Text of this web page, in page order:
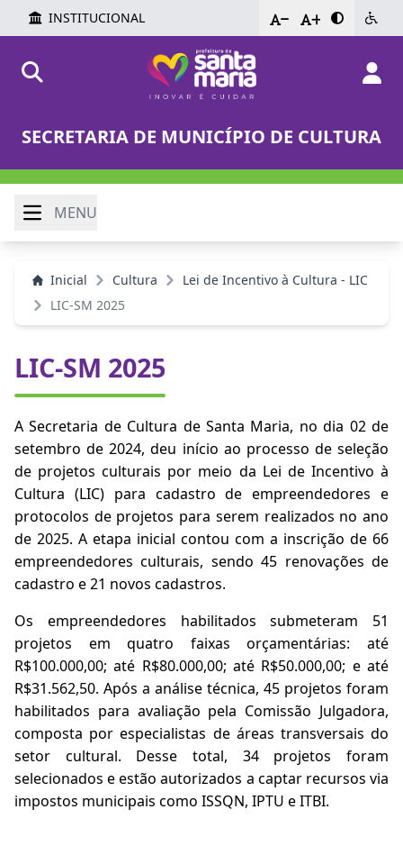
INSTITUCIONAL - +
SECRETARIA DE MUNICÍPIO DE CULTURA
MENU
Inicial Cultura
Lei de Incentivo à Cultura - LIC
LIC-SM 2025
LIC-SM 2025
A Secretaria de Cultura de Santa Maria, no dia 02 de
setembro de 2024, deu início ao processo de seleção
de projetos culturais por meio da Lei de Incentivo à
Cultura (LIC) para cadastro de empreendedores e
protocolos de projetos para serem realizados no ano
de 2025. A etapa inicial contou com a inscrição de 66
empreendedores culturais, sendo 45 renovações de
cadastro e 21 novos cadastros.
Os empreendedores habilitados submeteram 51
projetos em quatro faixas orçamentárias: até
R$100.000,00; até R$80.000,00; até R$50.000,00; e até
R$31.562,50. Após a análise técnica, 45 projetos foram
habilitados para avaliação pela Comissão Julgadora,
composta por especialistas de áreas transversais do
setor cultural. Desse total, 34 projetos foram
selecionados e estão autorizados a captar recursos via
impostos municipais como ISSQN, IPTU e ITBI.